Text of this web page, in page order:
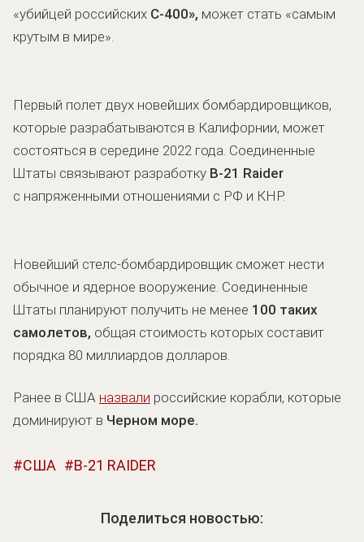
«убийцей российских С-400», может стать «самым
крутым в мире».
Первый полет двух новейших бомбардировщиков,
которые разрабатываются в Калифорнии, может
состояться в середине 2022 года. Соединенные
Штаты связывают разработку B-21 Raider
с напряженными отношениями с РФ и КНР.
Новейший стелс-бомбардировщик сможет нести
обычное и ядерное вооружение. Соединенные
Штаты планируют получить не менее 100 таких
самолетов, общая стоимость которых составит
порядка 80 миллиардов долларов.
Ранее в США назвали российские корабли, которые
доминируют в Черном море.
США B-21 RAIDER
Поделиться новостью: